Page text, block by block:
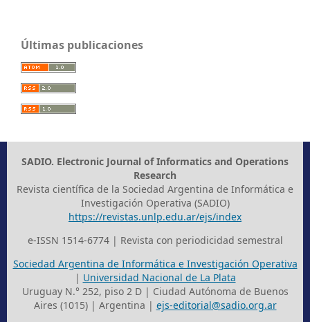
Últimas publicaciones
SADIO. Electronic Journal of Informatics and Operations
Research
Revista científica de la Sociedad Argentina de Informática e
Investigación Operativa (SADIO)
https://revistas.unlp.edu.ar/ejs/index
e-ISSN 1514-6774 | Revista con periodicidad semestral
Sociedad Argentina de Informática e Investigación Operativa
| Universidad Nacional de La Plata
Uruguay N.° 252, piso 2 D | Ciudad Autónoma de Buenos
Aires (1015) | Argentina | ejs-editorial@sadio.org.ar